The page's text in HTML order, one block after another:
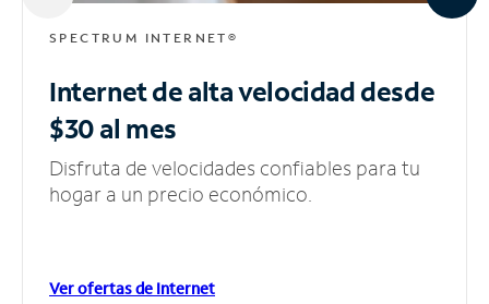
SPECTRUM INTERNET®
Internet de alta velocidaddesde
$30 al mes
Disfruta de velocidades confiables para tu
hogar a un precio económico.
Ver ofertas de Internet